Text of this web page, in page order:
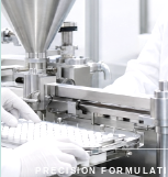
PRECISION